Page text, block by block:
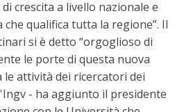
crescita a livello nazionale e
che qualifica tutta la regione”. Il
si è detto “orgoglioso di
le porte di questa nuova
attività dei ricercatori dei
- ha aggiunto il presidente